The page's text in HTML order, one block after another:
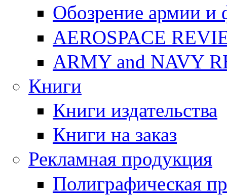
Обозрение армии и
AEROSPACE
ARMY and NAVY
Книги
Книги издательства
Книги на заказ
Рекламная продукция
Полиграфическая